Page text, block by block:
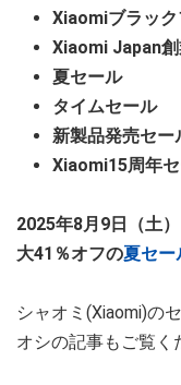
Xiaomiブラッ
Xiaomi Japan
夏セール
タイムセール
新製品発売セー
Xiaomi15周年
2025年8月9日（土
大41％オフの夏セー
シャオミ(Xiaomi)の
オシの記事もご覧く